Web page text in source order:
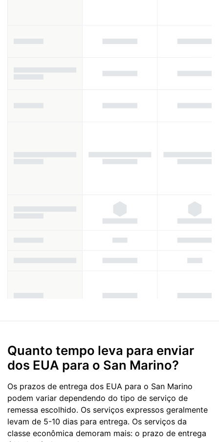
Quanto tempo leva para enviar
dos EUA para o San Marino?
Os prazos de entrega dos EUA para o San Marino
podem variar dependendo do tipo de serviço de
remessa escolhido. Os serviços expressos geralmente
levam de 5-10 dias para entrega. Os serviços da
classe econômica demoram mais: o prazo de entrega